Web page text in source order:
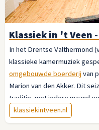
Klassiek in 't Veen
In het Drentse Valthermond
klassieke kamermuziek
omgebouwde boerderij van
Marion van den Akker. Dit
traditie, met iedere maand
zaal met een geweldige
van een drankje napraten
klassiekintveen.nl